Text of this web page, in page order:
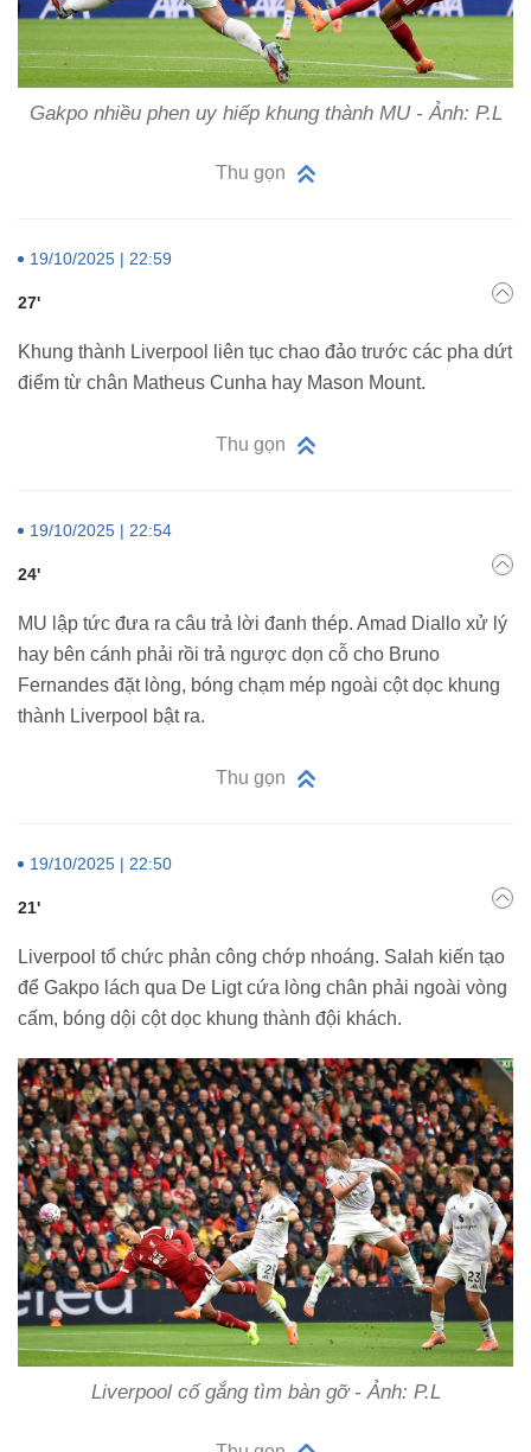
Gakpo nhiều phen uy hiếp khung thành MU - Ảnh: P.L
Thu gọn
19/10/2025 | 22:59
27'
Khung thành Liverpool liên tục chao đảo trước các pha dứt
điểm từ chân Matheus Cunha hay Mason Mount.
Thu gọn
19/10/2025 | 22:54
24'
MU lập tức đưa ra câu trả lời đanh thép. Amad Diallo xử lý
hay bên cánh phải rồi trả ngược dọn cỗ cho Bruno
Fernandes đặt lòng, bóng chạm mép ngoài cột dọc khung
thành Liverpool bật ra.
Thu gọn
19/10/2025 | 22:50
21'
Liverpool tổ chức phản công chớp nhoáng. Salah kiến tạo
để Gakpo lách qua De Ligt cứa lòng chân phải ngoài vòng
cấm, bóng dội cột dọc khung thành đội khách.
Liverpool cố gắng tìm bàn gỡ - Ảnh: P.L